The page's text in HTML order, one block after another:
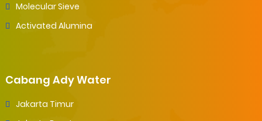
Molecular Sieve
Activated Alumina
Cabang Ady Water
Jakarta Timur